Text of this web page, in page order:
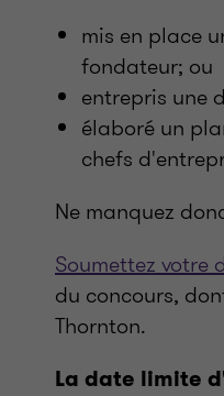
mis en place
fondateur; ou
entrepris une
élaboré un
chefs
Ne manquez
Soumettez votre
du concours,
Thornton.
La date limite